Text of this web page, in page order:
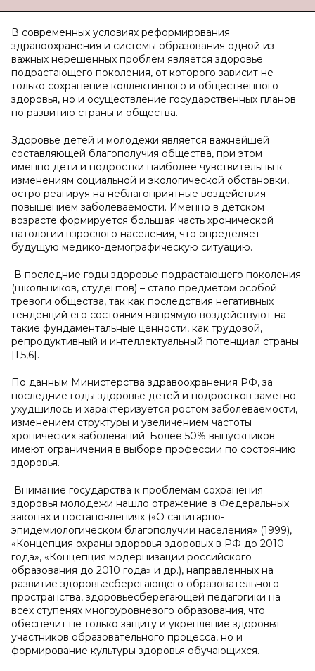
В современных условиях реформирования
здравоохранения и системы образования одной из
важных нерешенных проблем является здоровье
подрастающего поколения, от которого зависит не
только сохранение коллективного и общественного
здоровья, но и осуществление государственных планов
по развитию страны и общества.
Здоровье детей и молодежи является важнейшей
составляющей благополучия общества, при этом
именно дети и подростки наиболее чувствительны к
изменениям социальной и экологической обстановки,
остро реагируя на неблагоприятные воздействия
повышением заболеваемости. Именно в детском
возрасте формируется большая часть хронической
патологии взрослого населения, что определяет
будущую медико-демографическую ситуацию.
В последние годы здоровье подрастающего поколения
(школьников, студентов) – стало предметом особой
тревоги общества, так как последствия негативных
тенденций его состояния напрямую воздействуют на
такие фундаментальные ценности, как трудовой,
репродуктивный и интеллектуальный потенциал страны
[1,5,6].
По данным Министерства здравоохранения РФ, за
последние годы здоровье детей и подростков заметно
ухудшилось и характеризуется ростом заболеваемости,
изменением структуры и увеличением частоты
хронических заболеваний. Более 50% выпускников
имеют ограничения в выборе профессии по состоянию
здоровья.
Внимание государства к проблемам сохранения
здоровья молодежи нашло отражение в Федеральных
законах и постановлениях («О санитарно-
эпидемиологическом благополучии населения» (1999),
«Концепция охраны здоровья здоровых в РФ до 2010
года», «Концепция модернизации российского
образования до 2010 года» и др.), направленных на
развитие здоровьесберегающего образовательного
пространства, здоровьесберегающей педагогики на
всех ступенях многоуровневого образования, что
обеспечит не только защиту и укрепление здоровья
участников образовательного процесса, но и
формирование культуры здоровья обучающихся.